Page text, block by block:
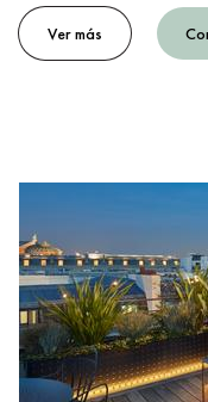
Ver más